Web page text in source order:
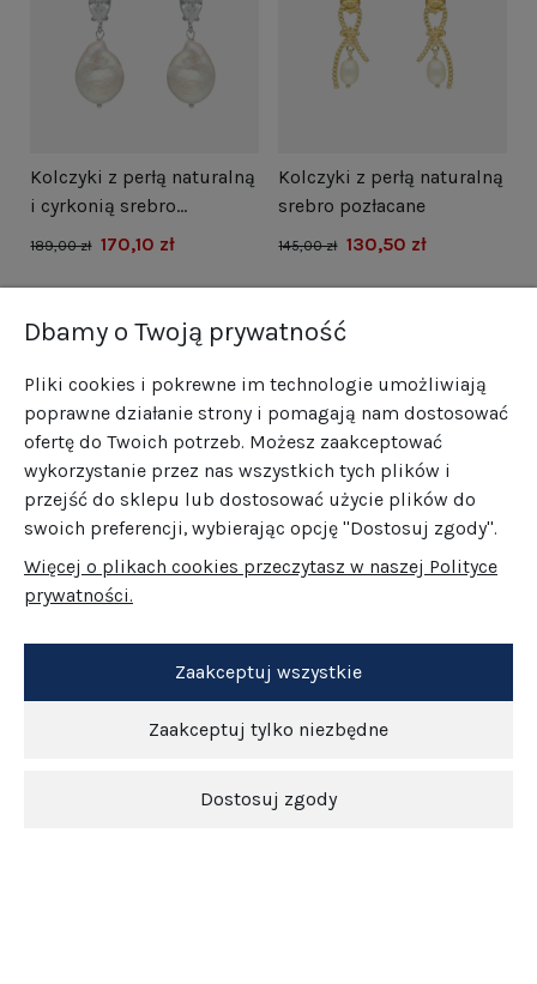
Kolczyki z perłą naturalną
i cyrkonią srebro
rodowane
189,00 zł 170,10 zł
Kolczyki z perłą naturalną
srebro pozłacane
145,00 zł 130,50 zł
Dbamy o Twoją prywatność
Pliki cookies i pokrewne im technologie umożliwiają
poprawne działanie strony i pomagają nam dostosować
ofertę do Twoich potrzeb. Możesz zaakceptować
wykorzystanie przez nas wszystkich tych plików i
przejść do sklepu lub dostosować użycie plików do
swoich preferencji, wybierając opcję "Dostosuj zgody".
Więcej o plikach cookies przeczytasz w naszej Polityce
prywatności.
Zaakceptuj tylko niezbędne
Dostosuj zgody
Zaakceptuj wszystkie